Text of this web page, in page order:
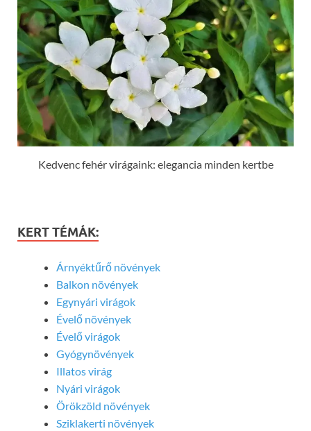
Kedvenc fehér virágaink: elegancia minden kertbe
KERT TÉMÁK:
Árnyéktűrő növények
Balkon növények
Egynyári virágok
Évelő növények
Évelő virágok
Gyógynövények
Illatos virág
Nyári virágok
Örökzöld növények
Sziklakerti növények